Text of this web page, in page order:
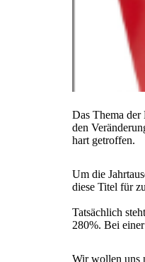
Das Thema der
den
hart getroffen.
Um die
diese Titel für
Tatsächlich
280%. Bei
Wir wollen uns